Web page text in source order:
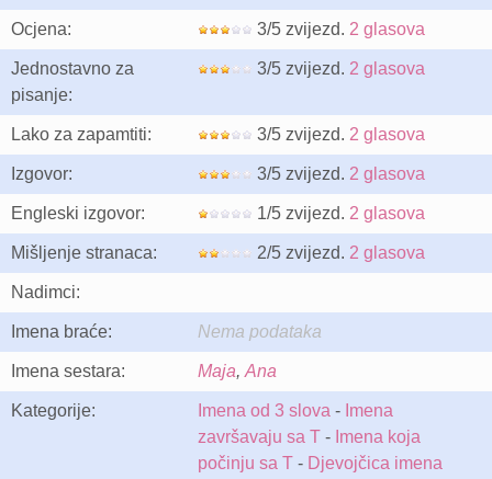
Ocjena: 3/5 zvijezd. 2 glasova
Jednostavno za
pisanje:
3/5 zvijezd. 2 glasova
Lako za zapamtiti: 3/5 zvijezd. 2 glasova
Izgovor: 3/5 zvijezd. 2 glasova
Engleski izgovor: 1/5 zvijezd. 2 glasova
Mišljenje stranaca: 2/5 zvijezd. 2 glasova
Nadimci:
Imena braće: Nema podataka
Imena sestara: Maja, Ana
Kategorije: Imena od 3 slova - Imena
završavaju sa T - Imena koja
počinju sa T - Djevojčica imena